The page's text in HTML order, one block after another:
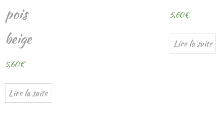
pois
beige
5,60€
Lire la suite
5,60€
Lire la suite